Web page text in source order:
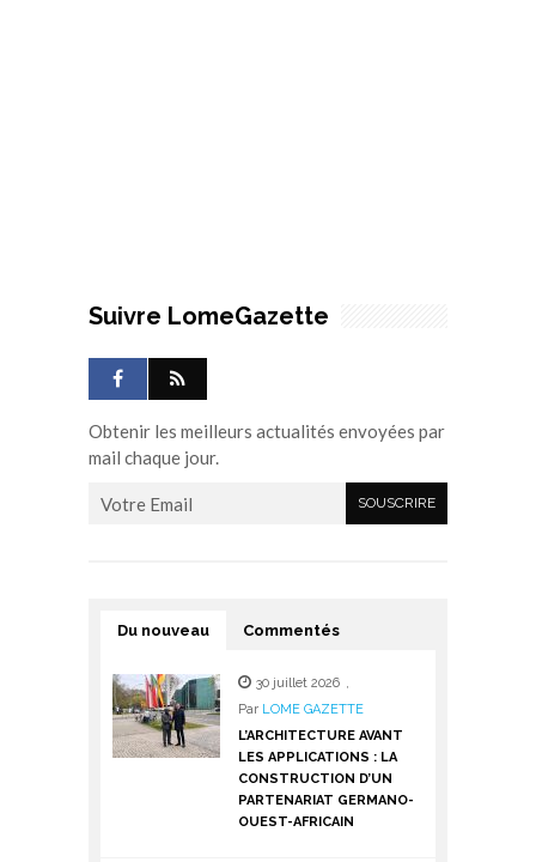
Suivre LomeGazette
Obtenir les meilleurs actualités envoyées par
mail chaque jour.
Du nouveau Commentés
30 juillet 2026 ,
Par LOME GAZETTE
L’ARCHITECTURE AVANT
LES APPLICATIONS : LA
CONSTRUCTION D’UN
PARTENARIAT GERMANO-
OUEST-AFRICAIN